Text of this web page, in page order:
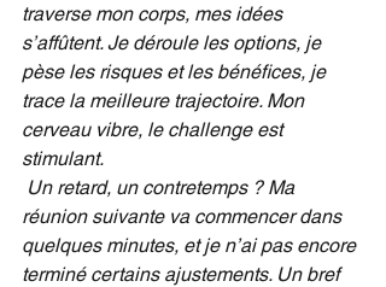
traverse mon corps, mes idées
s’affûtent. Je déroule les options, je
pèse les risques et les bénéfices, je
trace la meilleure trajectoire. Mon
cerveau vibre, le challenge est
stimulant.
Un retard, un contretemps ? Ma
réunion suivante va commencer dans
quelques minutes, et je n’ai pas encore
terminé certains ajustements. Un bref